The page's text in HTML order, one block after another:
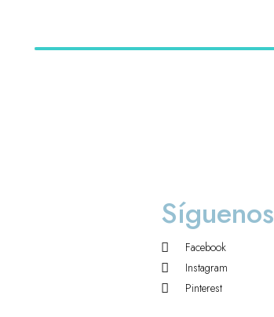
Síguenos
Facebook
Instagram
Pinterest